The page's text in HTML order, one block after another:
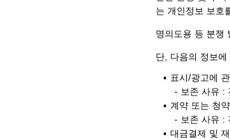
는 개인정보 보호
명의도용 등 분쟁
단, 다음의 정보
• 표시/광고에
- 보존 사유 :
• 계약 또는 청
- 보존 사유 :
• 대금결제 및